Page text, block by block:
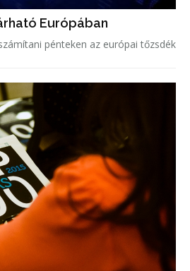
Európában
pénteken az európai tőzsdék